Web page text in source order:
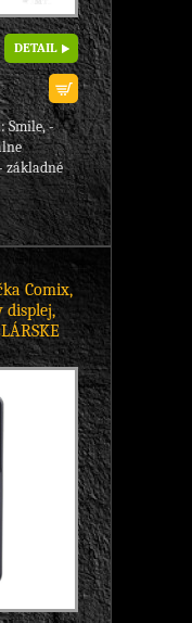
DETAIL
Smile, -
základné
Comix,
displej,